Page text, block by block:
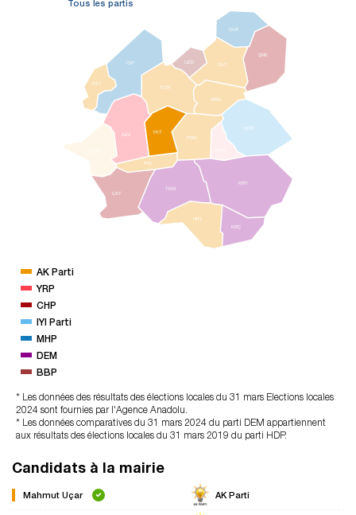
Tous les partis
ÇAT
HIN
HOR
İSP
KRY
NRM
OLT
OLR
PSN
ŞNK
TKM
TOR
KRÇ
UZD
PZY
AZZ
PAL
YKT
AK Parti
YRP
CHP
IYI Parti
MHP
DEM
BBP
* Les données des résultats des élections locales du 31 mars Elections locales
2024 sont fournies par l'Agence Anadolu.
* Les données comparatives du 31 mars 2024 du parti DEM appartiennent
aux résultats des élections locales du 31 mars 2019 du parti HDP.
Candidats à la mairie
Mahmut Uçar AK Parti